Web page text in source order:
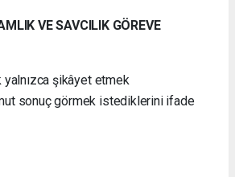
VE SAVCILIK GÖREVE
yalnızca şikâyet etmek
sonuç görmek istediklerini ifade